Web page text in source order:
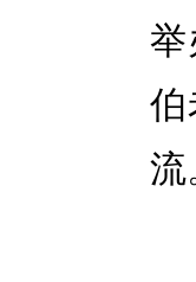
伯
流